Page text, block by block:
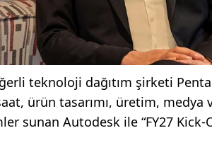
teknoloji dağıtım şirketi
ürün tasarımı, üretim, medya
sunan Autodesk ile “FY27